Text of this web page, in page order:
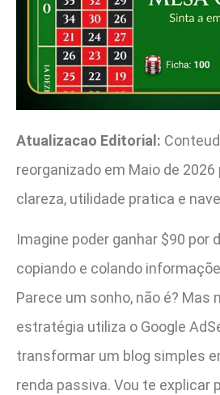
Atualizacao Editorial:
reorganizado em Maio de
clareza, utilidade pratica e
Imagine poder ganhar $90 por
copiando e colando
Parece um sonho, não é? Mas
estratégia utiliza o Google
transformar um blog simples
renda passiva. Vou te explicar